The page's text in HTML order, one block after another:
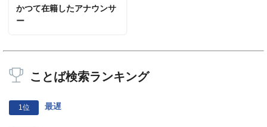
かつて在籍したアナウンサ
ー
ことば検索ランキング
1位 最遅